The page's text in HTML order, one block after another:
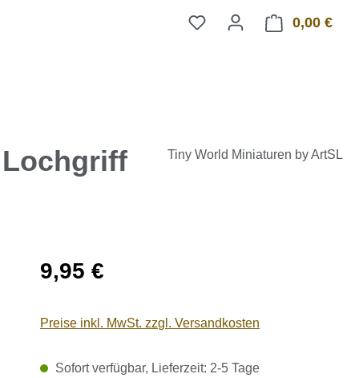
0,00 €
Tiny World Miniaturen by ArtSL
Regulärer Preis:
9,95 €
Preise inkl. MwSt. zzgl. Versandkosten
Sofort verfügbar, Lieferzeit: 2-5 Tage